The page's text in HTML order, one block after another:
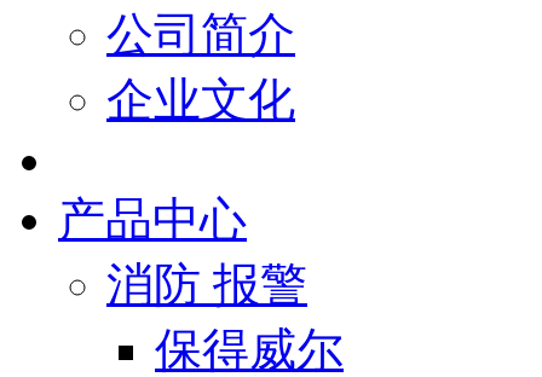
公司简介
企业文化
产品中心
消防 报警
保得威尔